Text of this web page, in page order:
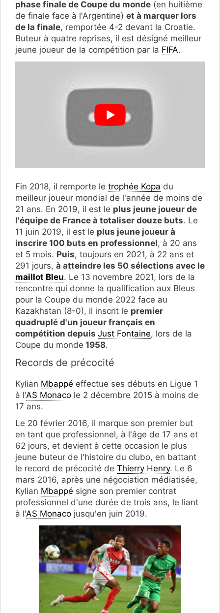
phase finale de Coupe du monde (en huitième
de finale face à l'Argentine) et à marquer lors
de la finale, remportée 4-2 devant la Croatie.
Buteur à quatre reprises, il est désigné meilleur
jeune joueur de la compétition par la FIFA.
Fin 2018, il remporte le trophée Kopa du
meilleur joueur mondial de l'année de moins de
21 ans. En 2019, il est le plus jeune joueur de
l'équipe de France à totaliser douze buts. Le
11 juin 2019, il est le plus jeune joueur à
inscrire 100 buts en professionnel, à 20 ans
et 5 mois. Puis, toujours en 2021, à 22 ans et
291 jours, à atteindre les 50 sélections avec le
maillot Bleu. Le 13 novembre 2021, lors de la
rencontre qui donne la qualification aux Bleus
pour la Coupe du monde 2022 face au
Kazakhstan (8-0), il inscrit le premier
quadruplé d'un joueur français en
compétition depuis Just Fontaine, lors de la
Coupe du monde 1958.
Records de précocité
Kylian Mbappé effectue ses débuts en Ligue 1
à l'AS Monaco le 2 décembre 2015 à moins de
17 ans.
Le 20 février 2016, il marque son premier but
en tant que professionnel, à l'âge de 17 ans et
62 jours, et devient à cette occasion le plus
jeune buteur de l'histoire du clubo, en battant
le record de précocité de Thierry Henry. Le 6
mars 2016, après une négociation médiatisée,
Kylian Mbappé signe son premier contrat
professionnel d'une durée de trois ans, le liant
à l'AS Monaco jusqu'en juin 2019.